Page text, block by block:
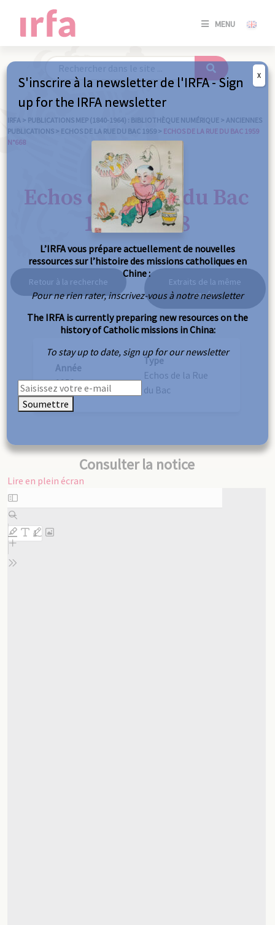
MENU
SE
/
IRFA > PUBLICATIONS MEP (1840-1964) : BIBLIOTHÈQUE NUMÉRIQUE > ANCIENNES
PUBLICATIONS > ECHOS DE LA RUE DU BAC 1959 > ECHOS DE LA RUE DU BAC 1959
N°668
Echos de la Rue du Bac
1959 n°668
Retour à la recherche
Extraits de la même
année
Année
1959
Type
Echos de la Rue
du Bac
Consulter la notice
Lire en plein écran
Aller
au
contenu
PDF
S'inscrire à la newsletter de l'IRFA - Sign
up for the IRFA newsletter
L’IRFA vous prépare actuellement de nouvelles
ressources sur l’histoire des missions catholiques en
Chine :
Pour ne rien rater, inscrivez-vous à notre newsletter
The IRFA is currently preparing new resources on the
history of Catholic missions in China:
To stay up to date, sign up for our newsletter
Soumettre
X